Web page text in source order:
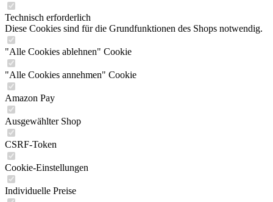
Technisch erforderlich
Diese Cookies sind für die Grundfunktionen des Shops notwendig.
"Alle Cookies ablehnen" Cookie
"Alle Cookies annehmen" Cookie
Amazon Pay
Ausgewählter Shop
CSRF-Token
Cookie-Einstellungen
Individuelle Preise